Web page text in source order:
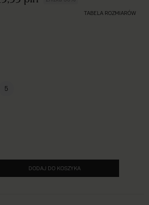
TABELA ROZMIARÓW
5
DODAJ DO KOSZYKA